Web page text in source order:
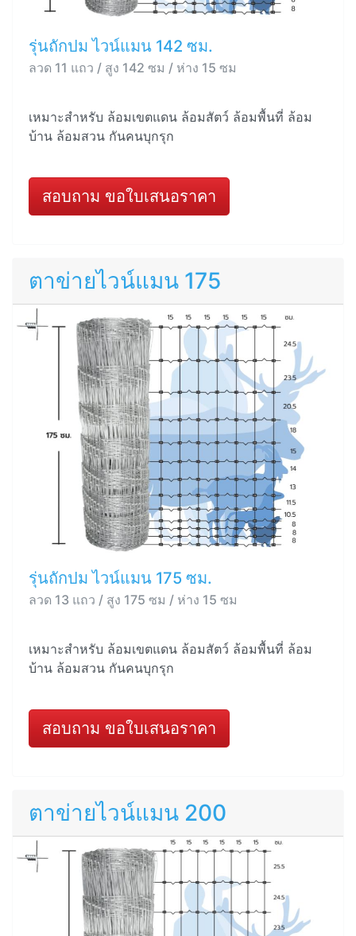
รุ่นถักปม ไวน์แมน 142 ซม.
ลวด 11 แถว / สูง 142 ซม / ห่าง 15 ซม
เหมาะสำหรับ ล้อมเขตแดน ล้อมสัตว์ ล้อมพื้นที่ ล้อม
บ้าน ล้อมสวน กันคนบุกรุก
สอบถาม ขอใบเสนอราคา
ตาข่ายไวน์แมน 175
รุ่นถักปม ไวน์แมน 175 ซม.
ลวด 13 แถว / สูง 175 ซม / ห่าง 15 ซม
เหมาะสำหรับ ล้อมเขตแดน ล้อมสัตว์ ล้อมพื้นที่ ล้อม
บ้าน ล้อมสวน กันคนบุกรุก
สอบถาม ขอใบเสนอราคา
ตาข่ายไวน์แมน 200